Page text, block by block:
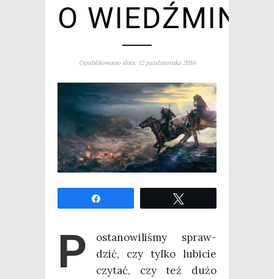
O WIEDŹMINIE
Opublikowano dnia: 12 października 2016
P
osta­no­wi­li­śmy spraw­
dzić, czy tyl­ko lubi­cie
czy­tać, czy też dużo